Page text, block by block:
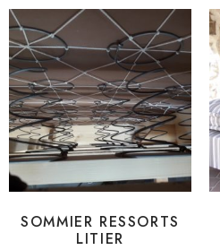
SOMMIER RESSORTS
LITIER